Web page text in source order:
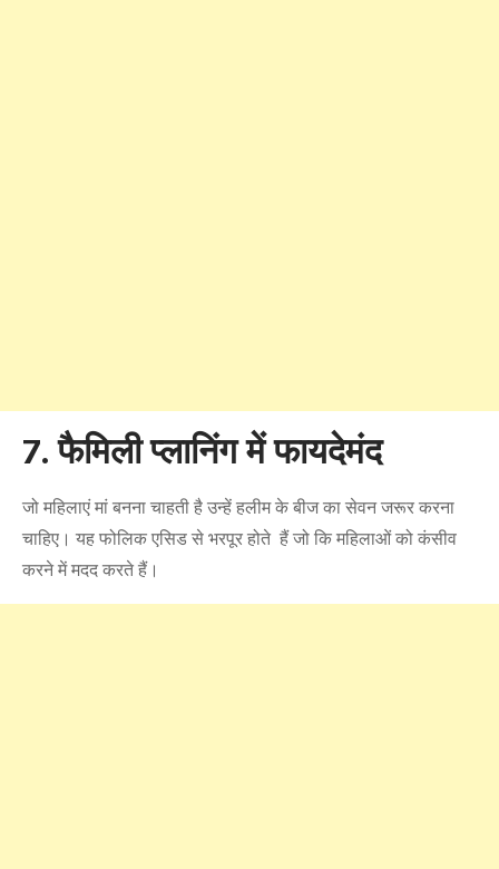
7. फैमिली प्लानिंग में फायदेमंद
जो महिलाएं मां बनना चाहती है उन्हें हलीम के बीज का सेवन जरूर करना
चाहिए। यह फोलिक एसिड से भरपूर होते हैं जो कि महिलाओं को कंसीव
करने में मदद करते हैं।